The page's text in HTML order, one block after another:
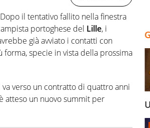
il tentativo fallito nella finestra
portoghese del Lille, i
già avviato i contatti con
forma, specie in vista della prossima
va verso un contratto di quattro anni
atteso un nuovo summit per